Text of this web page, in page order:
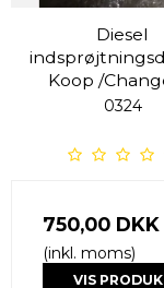
Diesel
Koop /
0324
750,00 DKK
(inkl. moms)
VIS